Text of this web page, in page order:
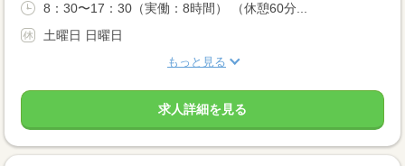
8：30〜17：30（実働：8時間） （休憩60分...
土曜日 日曜日
もっと見る
求人詳細を見る